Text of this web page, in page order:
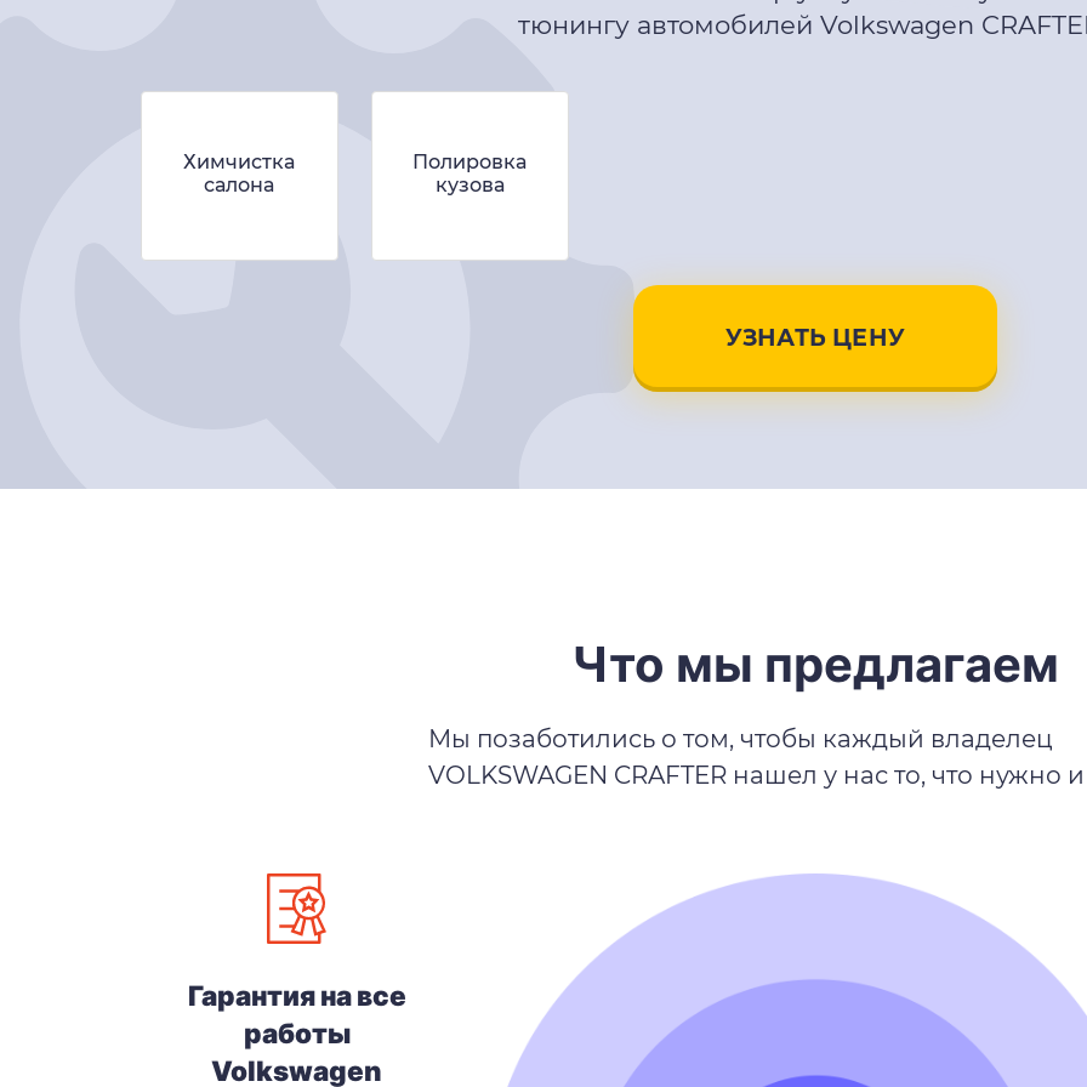
тюнингу автомобилей Volkswagen
Химчистка
салона
Полировка
кузова
УЗНАТЬ ЦЕНУ
Что мы предлагаем
Мы позаботились о том, чтобы каждый владелец
VOLKSWAGEN CRAFTER нашел у нас то, что нужно
Гарантия на все
работы
Volkswagen